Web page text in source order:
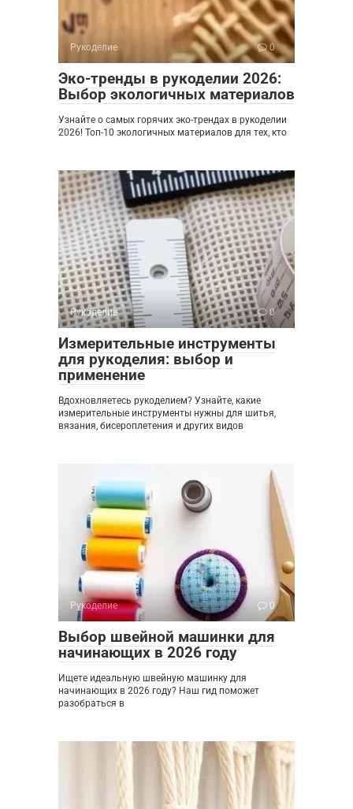
Рукоделие 0
Эко-тренды в рукоделии 2026:
Выбор экологичных материалов
Узнайте о самых горячих эко-трендах в рукоделии
2026! Топ-10 экологичных материалов для тех, кто
Рукоделие 0
Измерительные инструменты
для рукоделия: выбор и
применение
Вдохновляетесь рукоделием? Узнайте, какие
измерительные инструменты нужны для шитья,
вязания, бисероплетения и других видов
Рукоделие 0
Выбор швейной машинки для
начинающих в 2026 году
Ищете идеальную швейную машинку для
начинающих в 2026 году? Наш гид поможет
разобраться в